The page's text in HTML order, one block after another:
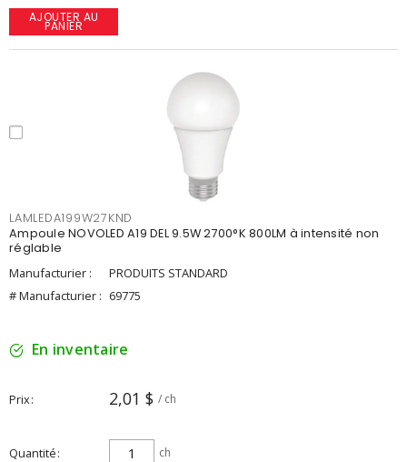
AJOUTER AU
PANIER
LAMLEDA199W27KND
Ampoule NOVOLED A19 DEL 9.5W 2700°K 800LM à intensité non
réglable
Manufacturier :
PRODUITS STANDARD
# Manufacturier : 69775
En inventaire
Prix 2,01 $ / ch
Quantité ch